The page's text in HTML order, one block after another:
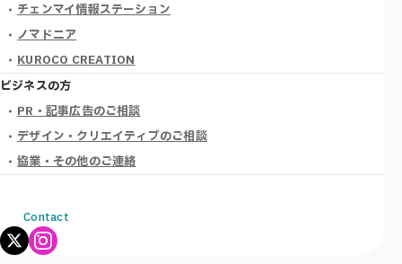
チェンマイ情報ステーション
ノマドニア
KUROCO CREATION
ビジネスの方
PR・記事広告のご相談
デザイン・クリエイティブのご相談
協業・その他のご連絡
Contact